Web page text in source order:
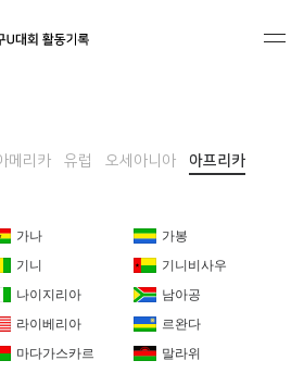
메리카 유럽 오세아니아
아프리카
가나
가봉
기니
기니비사우
나이지리아
남아공
라이베리아
르완다
마다가스카르
말라위